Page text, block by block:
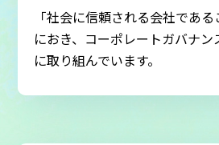
「社会に信頼される会社であ
におき、コーポレートガバナ
に取り組んでいます。